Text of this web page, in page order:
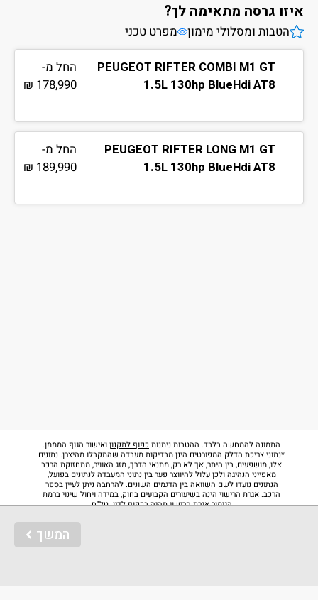
איזו גרסה מתאימה לך?
הטבות ומסלולי מימון מפרט טכני
PEUGEOT RIFTER COMBI M1 GT
1.5L 130hp BlueHdi AT8
החל מ-
178,990 ₪
PEUGEOT RIFTER LONG M1 GT
1.5L 130hp BlueHdi AT8
החל מ-
189,990 ₪
המשך
התמונה להמחשה בלבד. ההטבות ניתנות כפוף לתקנוןואישור הגוף המממן.
*נתוני צריכת הדלק המפורטים הינן מבדיקות מעבדה שהתקבלו מהיצרן. נתונים
אלו, מושפעים, בין היתר, אך לא רק, מתנאי הדרך, מזג האוויר, מתחזוקת הרכב
מאפייני הנהיגה ולכן עלול להיווצר פער בין נתוני המעבדה לנתונים בפועל,
הנתונים נועדו לשם השוואה בין הדגמים השונים. להרחבה ניתן לעיין בספר
הרכב. אגרת הרישוי הינה בשיעורים הקבועים בחוק, במידה ויחול שינוי ברמת
הגימור אגרת הרישוי תהיה בכפוף לדין. טל"ח